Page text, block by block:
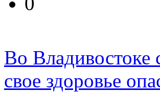
Во Владивостоке
свое здоровье